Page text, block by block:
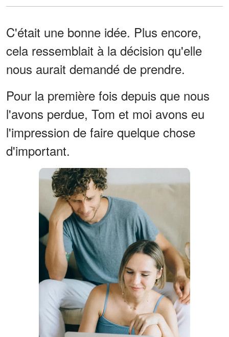
C'était une bonne idée. Plus encore,
cela ressemblait à la décision qu'elle
nous aurait demandé de prendre.
Pour la première fois depuis que nous
l'avons perdue, Tom et moi avons eu
l'impression de faire quelque chose
d'important.